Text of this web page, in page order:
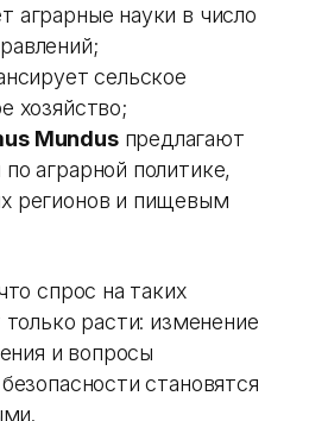
аграрные науки в число
сельское
хозяйство;
Mundusпредлагают
аграрной политике,
регионов и пищевым
спрос на таких
расти: изменение
и вопросы
становятся